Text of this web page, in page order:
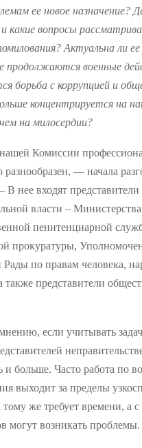
ее новое назначение?
какие вопросы
Актуальна ли
продолжаются военные
борьба с коррупцией и
концентрируется на
на милосердии?
Комиссии
разнообразен, — начала
В нее входят представители
власти –
пенитенциарной
прокуратуры,
Рады по правам человека,
представители
если учитывать
и больше. Часто работа по
выходит за пределы
же требует времени, а
могут возникать проблемы.